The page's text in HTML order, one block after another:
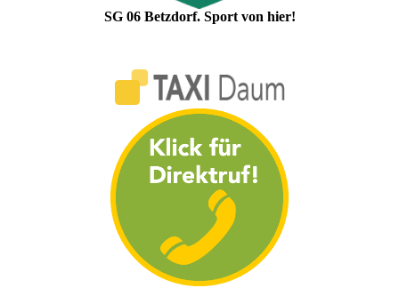
SG 06 Betzdorf. Sport von hier!